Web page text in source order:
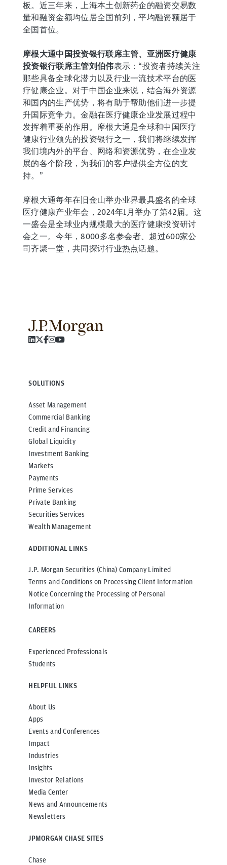
板。近三年来，上海本土创新药企的融资交易数
量和融资金额均位居全国前列，平均融资额居于
全国首位。
摩根大通中国投资银行联席主管、亚洲医疗健康
投资银行联席主管刘伯伟表示：“投资者持续关注
那些具备全球化潜力以及行业一流技术平台的医
疗健康企业。对于中国企业来说，结合海外资源
和国内的生产优势，将有助于帮助他们进一步提
升国际竞争力。金融在医疗健康企业发展过程中
发挥着重要的作用。摩根大通是全球和中国医疗
健康行业领先的投资银行之一，我们将继续发挥
我们境内外的平台、网络和资源优势，在企业发
展的各个阶段，为我们的客户提供全方位的支
持。”
摩根大通每年在旧金山举办业界最具盛名的全球
医疗健康产业年会，2024年1月举办了第42届。这
一盛会是全球业内规模最大的医疗健康投资研讨
会之一。今年，8000多名参会者、超过600家公
司齐聚一堂，共同探讨行业热点话题。
SOLUTIONS
Asset Management
Commercial Banking
Credit and Financing
Global Liquidity
Investment Banking
Markets
Payments
Prime Services
Private Banking
Securities Services
Wealth Management
ADDITIONAL LINKS
J.P. Morgan Securities (China) Company Limited
Terms and Conditions on Processing Client Information
Notice Concerning the Processing of Personal
Information
CAREERS
Experienced Professionals
Students
HELPFUL LINKS
About Us
Apps
Events and Conferences
Impact
Industries
Insights
Investor Relations
Media Center
News and Announcements
Newsletters
JPMORGAN CHASE SITES
Chase